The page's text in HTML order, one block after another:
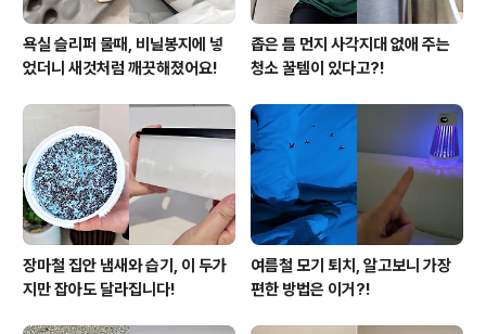
욕실 슬리퍼 물때, 비닐봉지에 넣
었더니 새것처럼 깨끗해졌어요!
좁은 틈 먼지 사각지대 없애 주는
청소 꿀템이 있다고?!
장마철 집안 냄새와 습기, 이 두가
지만 잡아도 달라집니다!
여름철 모기 퇴치, 알고보니 가장
편한 방법은 이거?!